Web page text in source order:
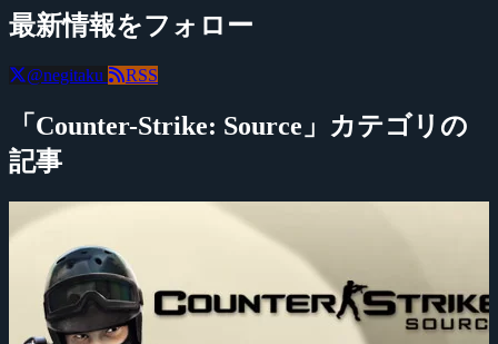
最新情報をフォロー
@negitaku RSS
「Counter-Strike: Source」カテゴリの
記事